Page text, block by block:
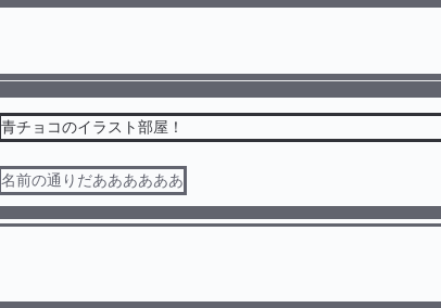
青チョコのイラスト部屋！
名前の通りだああああああ